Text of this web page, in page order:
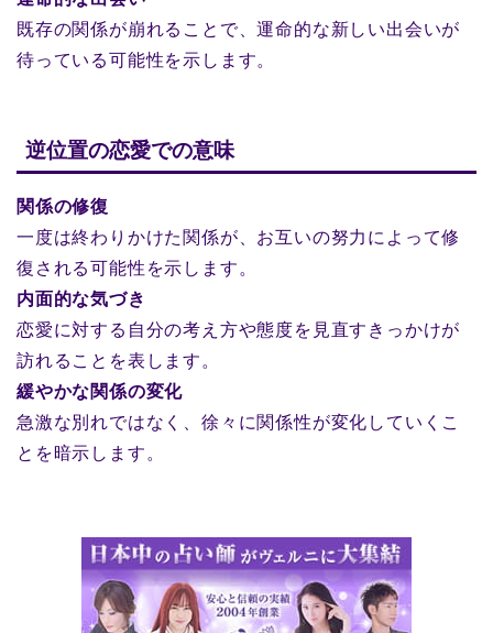
既存の関係が崩れることで、運命的な新しい出会いが
待っている可能性を示します。
逆位置の恋愛での意味
関係の修復
一度は終わりかけた関係が、お互いの努力によって修
復される可能性を示します。
内面的な気づき
恋愛に対する自分の考え方や態度を見直すきっかけが
訪れることを表します。
緩やかな関係の変化
急激な別れではなく、徐々に関係性が変化していくこ
とを暗示します。